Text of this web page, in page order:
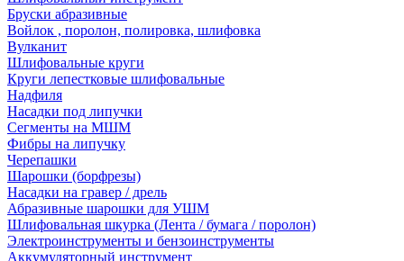
Бруски абразивные
Войлок , поролон, полировка, шлифовка
Вулканит
Шлифовальные круги
Круги лепестковые шлифовальные
Надфиля
Насадки под липучки
Сегменты на МШМ
Фибры на липучку
Черепашки
Шарошки (борфрезы)
Насадки на гравер / дрель
Абразивные шарошки для УШМ
Шлифовальная шкурка (Лента / бумага / поролон)
Электроинструменты и бензоинструменты
Аккумуляторный инструмент